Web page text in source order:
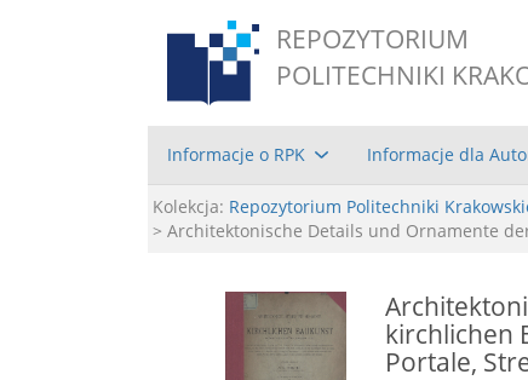
REPOZYTORIUM
POLITECHNIKI
Informacje o RPK Informacje dla
Kolekcja: Repozytorium Politechniki
> Architektonische Details und Ornamente
kirchlichen
Portale,